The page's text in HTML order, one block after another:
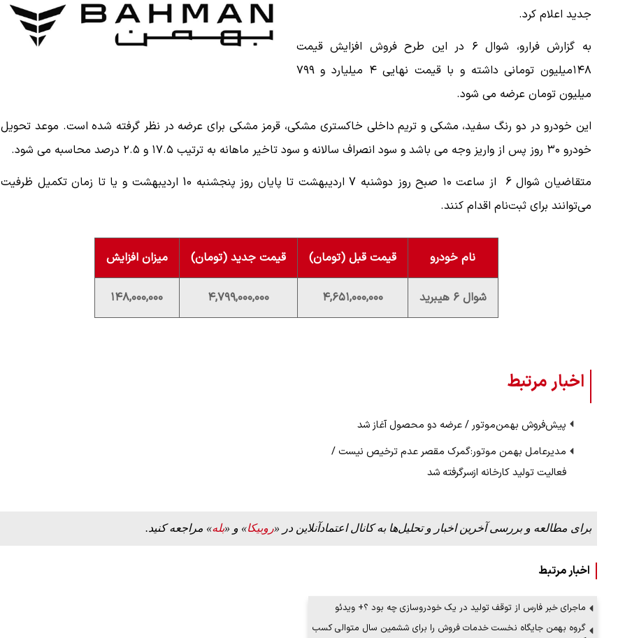
جدید اعلام کرد.
به گزارش فرارو، شوال ۶ در این طرح فروش افزایش قیمت
۱۴۸میلیون تومانی داشته و با قیمت نهایی ۴ میلیارد و ۷۹۹
میلیون تومان عرضه می شود.
این خودرو در دو رنگ سفید، مشکی و تریم داخلی خاکستری مشکی، قرمز مشکی برای عرضه در نظر گرفته شده است. موعد تحویل
خودرو ۳۰ روز پس از واریز وجه می باشد و سود انصراف سالانه و سود تاخیر ماهانه به ترتیب ۱۷.۵ و ۲.۵ درصد محاسبه می شود.
متقاضیان شوال 6 از ساعت ۱۰ صبح روز دوشنبه 7 اردیبهشت تا پایان روز پنجشنبه 10 اردیبهشت و یا تا زمان تکمیل ظرفیت
می‌توانند برای ثبت‌نام اقدام کنند.
نام خودرو قیمت قبل (تومان) قیمت جدید (تومان) میزان افزایش
شوال ۶ هیبرید ۴,۶۵۱,۰۰۰,۰۰۰ ۴,۷۹۹,۰۰۰,۰۰۰ ۱۴۸,۰۰۰,۰۰۰
اخبار مرتبط
پیش‌فروش بهمن‌موتور / عرضه دو محصول آغاز شد
مدیرعامل بهمن موتور:گمرک مقصر عدم ترخیص نیست /
فعالیت تولید کارخانه ازسرگرفته شد
برای مطالعه و بررسی آخرین اخبار و تحلیل‌ها به کانال اعتمادآنلاین در «روبیکا» و «بله» مراجعه کنید.
اخبار مرتبط
ماجرای خبر فارس از توقف تولید در یک خودروسازی چه بود ؟+ ویدئو
گروه بهمن جایگاه نخست خدمات فروش را برای ششمین سال متوالی کسب